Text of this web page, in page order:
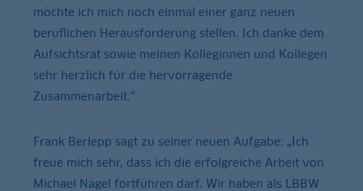
möchte ich mich noch einmal einer ganz neuen
beruflichen Herausforderung stellen. Ich danke dem
Aufsichtsrat sowie meinen Kolleginnen und Kollegen
sehr herzlich für die hervorragende
Zusammenarbeit.“
Frank Berlepp sagt zu seiner neuen Aufgabe: „Ich
freue mich sehr, dass ich die erfolgreiche Arbeit von
Michael Nagel fortführen darf. Wir haben als LBBW